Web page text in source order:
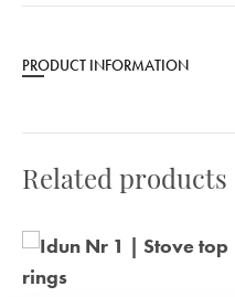
PRODUCT INFORMATION
Related products